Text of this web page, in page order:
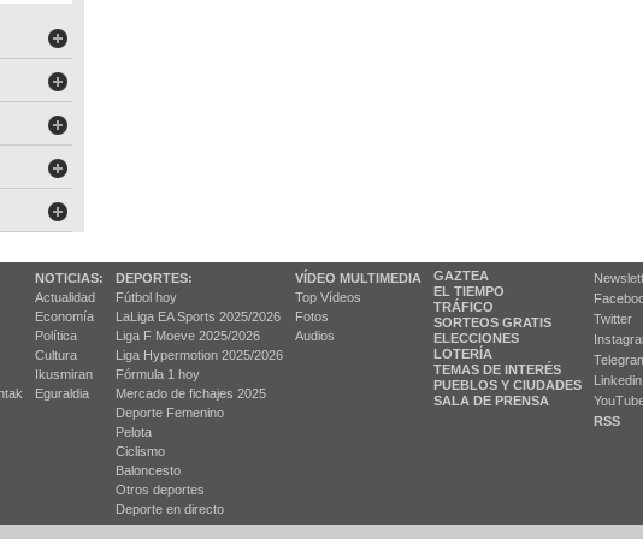
NOTICIAS:
Actualidad
Economía
Política
Cultura
Ikusmiran
Eguraldia
DEPORTES:
Fútbol hoy
LaLiga EA Sports 2025/2026
Liga F Moeve 2025/2026
Liga Hypermotion 2025/2026
Fórmula 1 hoy
Mercado de fichajes 2025
Deporte Femenino
Pelota
Ciclismo
Baloncesto
Otros deportes
Deporte en directo
VÍDEO MULTIMEDIA
Top Vídeos
Fotos
Audios
GAZTEA
EL TIEMPO
TRÁFICO
SORTEOS GRATIS
ELECCIONES
LOTERÍA
TEMAS DE INTERÉS
PUEBLOS Y CIUDADES
SALA DE PRENSA
Twitter
Linkedin
RSS